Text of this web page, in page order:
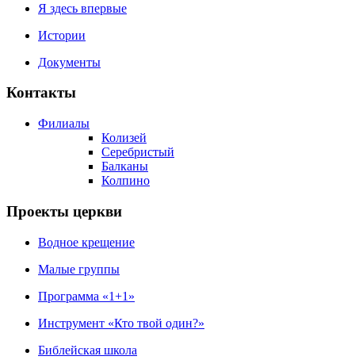
Я здесь впервые
Истории
Документы
Контакты
Филиалы
Колизей
Серебристый
Балканы
Колпино
Проекты церкви
Водное крещение
Малые группы
Программа «1+1»
Инструмент «Кто твой один?»
Библейская школа